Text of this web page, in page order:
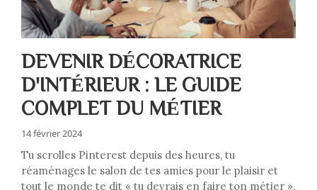
DEVENIR DÉCORATRICE
D'INTÉRIEUR : LE GUIDE
COMPLET DU MÉTIER
14 février 2024
Tu scrolles Pinterest depuis des heures, tu
réaménages le salon de tes amies pour le plaisir et
tout le monde te dit « tu devrais en faire ton métier ».